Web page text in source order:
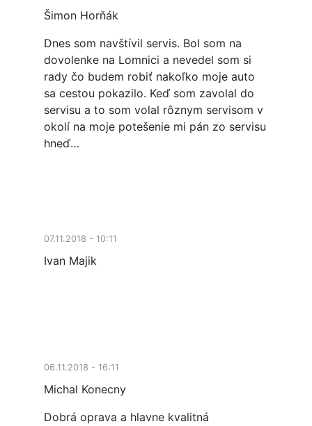
Šimon Horňák
Dnes som navštívil servis. Bol som na
dovolenke na Lomnici a nevedel som si
rady čo budem robiť nakoľko moje auto
sa cestou pokazilo. Keď som zavolal do
servisu a to som volal rôznym servisom v
okolí na moje potešenie mi pán zo servisu
hneď…
07.11.2018 - 10:11
Ivan Majik
06.11.2018 - 16:11
Michal Konecny
Dobrá oprava a hlavne kvalitná